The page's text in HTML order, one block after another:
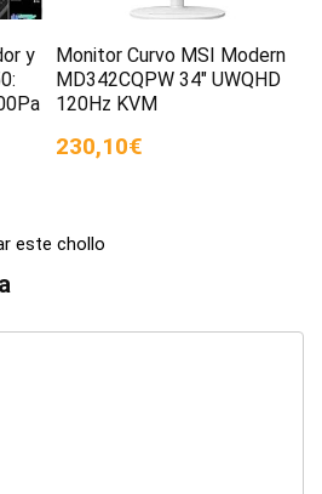
y
Monitor Curvo MSI Modern
MD342CQPW 34″ UWQHD
120Hz KVM
230,10€
este chollo